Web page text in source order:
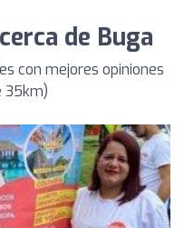
de Buga
con mejores opiniones
35km)